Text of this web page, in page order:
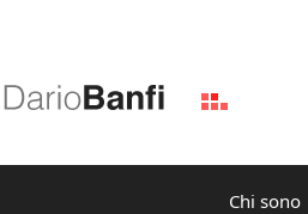
Chi sono